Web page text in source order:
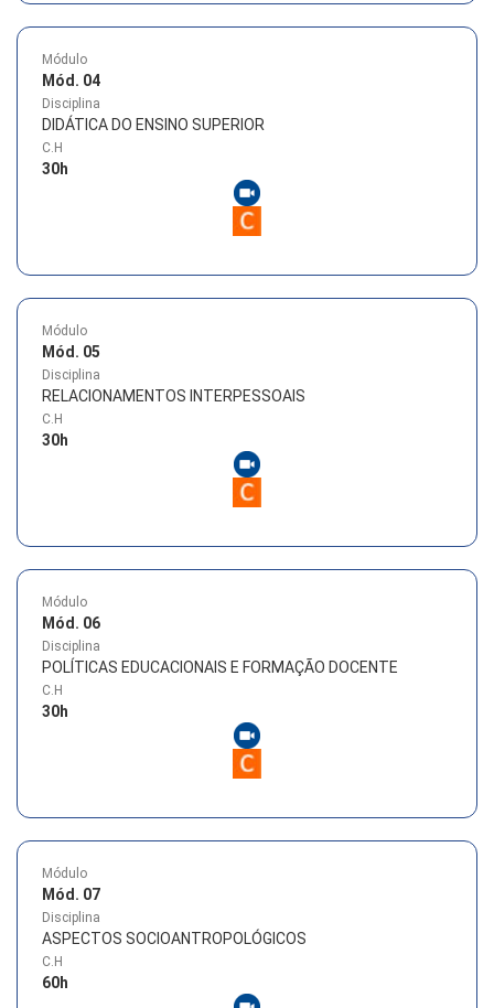
Módulo
Mód. 04
Disciplina
DIDÁTICA DO ENSINO SUPERIOR
C.H
30h
Módulo
Mód. 05
Disciplina
RELACIONAMENTOS INTERPESSOAIS
C.H
30h
Módulo
Mód. 06
Disciplina
POLÍTICAS EDUCACIONAIS E FORMAÇÃO DOCENTE
C.H
30h
Módulo
Mód. 07
Disciplina
ASPECTOS SOCIOANTROPOLÓGICOS
C.H
60h